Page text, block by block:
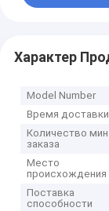
Характер
Model Number
Время доставки
Количество мин
заказа
Место
происхождения
Поставка
способности